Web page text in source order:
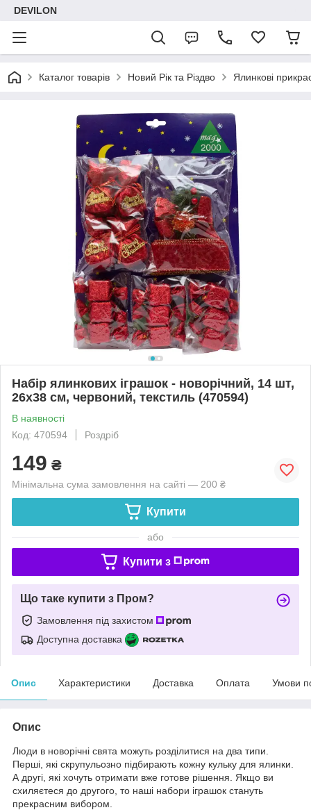
DEVILON
Каталог товарів Новий Рік та Різдво Ялинкові
Набір ялинкових іграшок - новорічний, 14 шт,
26x38 см, червоний, текстиль (470594)
В наявності
Код: 470594
Роздріб
149 ₴
Мінімальна сума замовлення на сайті — 200 ₴
Купити
або
Купити з
Що таке купити з Пром?
Замовлення під захистом
Доступна доставка
Опис Характеристики Доставка Оплата Умови
Опис
Люди в новорічні свята можуть розділитися на два типи.
Перші, які скрупульозно підбирають кожну кульку для ялинки.
А другі, які хочуть отримати вже готове рішення. Якщо ви
схиляєтеся до другого, то наші набори іграшок стануть
прекрасним вибором.